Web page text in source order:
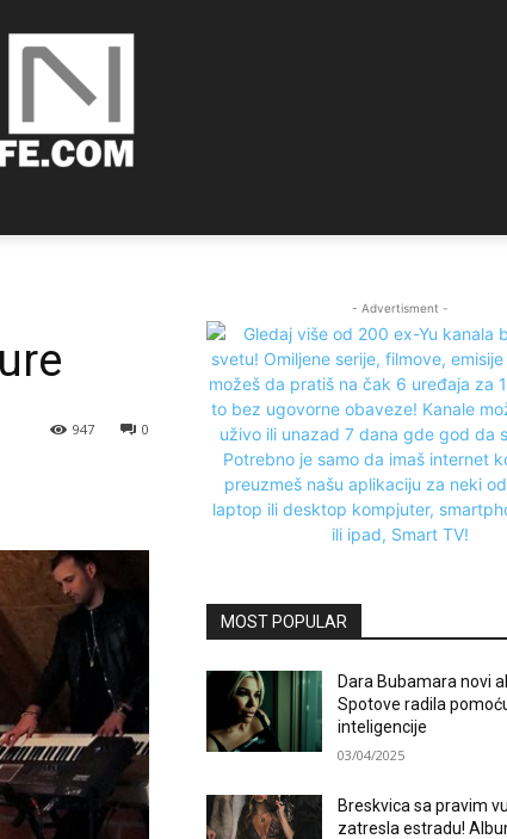
0
947
- Advertisment -
MOST POPULAR
Dara Bubamara novi
Spotove radila
inteligencije
03/04/2025
Breskvica sa pravim
zatresla estradu!